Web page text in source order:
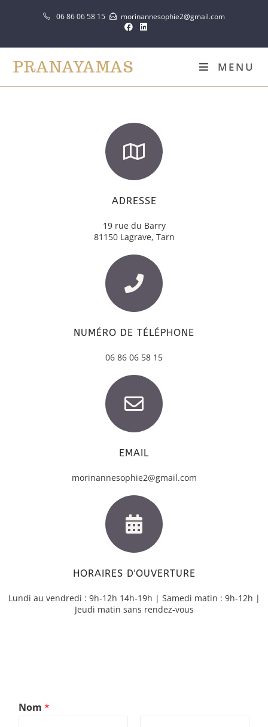
06 86 06 58 15 morinannesophie2@gmail.com
PRANAYAMAS MENU
ADRESSE
19 rue du Barry
81150 Lagrave, Tarn
NUMÉRO DE TÉLÉPHONE
06 86 06 58 15
EMAIL
morinannesophie2@gmail.com
HORAIRES D'OUVERTURE
Lundi au vendredi : 9h-12h 14h-19h | Samedi matin : 9h-12h |
Jeudi matin sans rendez-vous
Nom *